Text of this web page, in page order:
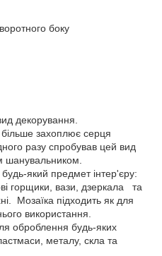
боку
декорування.
захоплює серця
разу спробував цей вид
шанувальником.
який предмет інтер'єру:
горщики, вази, дзеркала та
Мозаїка підходить як для
використання.
оброблення будь-яких
металу, скла та